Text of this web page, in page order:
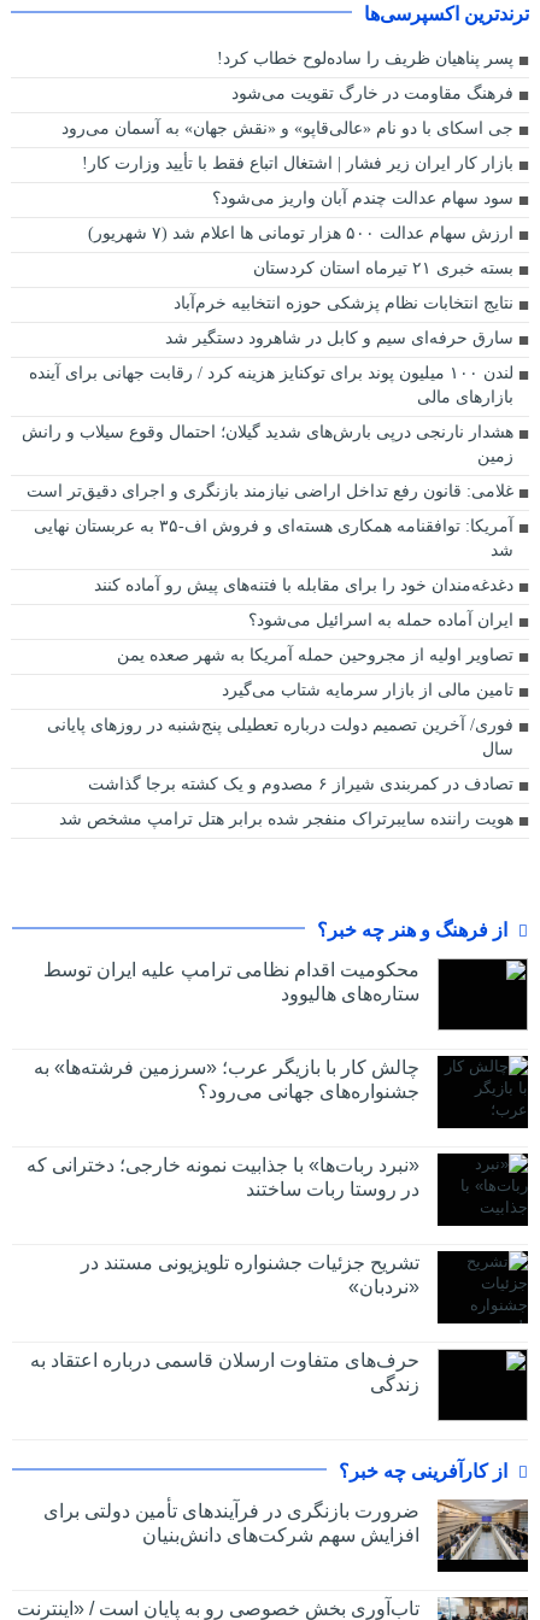
ترندترین اکسپرسی‌ها
پسر پناهیان ظریف را ساده‌لوح خطاب کرد!
فرهنگ مقاومت در خارگ تقویت می‌شود
جی اسکای با دو نام «عالی‌قاپو» و «نقش جهان» به آسمان می‌رود
بازار کار ایران زیر فشار | اشتغال اتباع فقط با تأیید وزارت کار!
سود سهام عدالت چندم آبان واریز می‌شود؟
ارزش سهام عدالت ۵۰۰ هزار تومانی ها اعلام شد (۷ شهریور)
بسته خبری ۲۱ تیرماه استان کردستان
نتایج انتخابات نظام پزشکی حوزه انتخابیه خرم‌آباد
سارق حرفه‌ای سیم و کابل در شاهرود دستگیر شد
لندن ۱۰۰ میلیون پوند برای توکنایز هزینه کرد / رقابت جهانی برای آینده
بازار‌های مالی
هشدار نارنجی درپی بارش‌های شدید گیلان؛ احتمال وقوع سیلاب و رانش
زمین
غلامی: قانون رفع تداخل اراضی نیازمند بازنگری و اجرای دقیق‌تر است
آمریکا: توافقنامه همکاری هسته‌ای و فروش اف-۳۵ به عربستان نهایی
شد
دغدغه‌مندان خود را برای مقابله با فتنه‌های پیش‌ رو آماده کنند
ایران آماده حمله به اسرائیل می‌شود؟
تصاویر اولیه از مجروحین حمله آمریکا به شهر صعده یمن
تامین مالی از بازار سرمایه شتاب می‌گیرد
فوری/ آخرین تصمیم دولت درباره تعطیلی پنج‌شنبه در روزهای پایانی
سال
تصادف در کمربندی شیراز ۶ مصدوم و یک کشته برجا گذاشت
هویت راننده سایبرتراک منفجر شده برابر هتل ترامپ مشخص شد
از فرهنگ و هنر چه خبر؟
محکومیت اقدام نظامی ترامپ علیه ایران توسط
ستاره‌های هالیوود
چالش کار با بازیگر عرب؛ «سرزمین فرشته‌ها» به
جشنواره‌های جهانی می‌رود؟
«نبرد ربات‌ها» با جذابیت نمونه خارجی؛ دخترانی که
در روستا ربات ساختند
تشریح جزئیات جشنواره‌ تلویزیونی مستند در
«نردبان»
حرف‌های متفاوت ارسلان قاسمی درباره اعتقاد به
زندگی
از کارآفرینی چه خبر؟
ضرورت بازنگری در فرآیندهای تأمین دولتی برای
افزایش سهم شرکت‌های دانش‌بنیان
تاب‌آوری بخش خصوصی رو به پایان است / «اینترنت